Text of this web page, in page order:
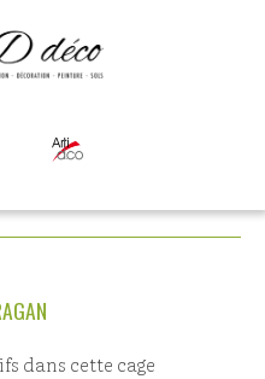
: POSE
PEINT-
dans cette cage